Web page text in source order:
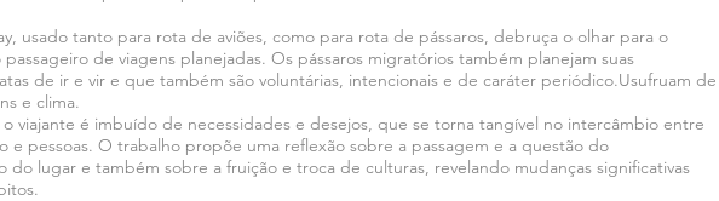
usado tanto para rota de aviões, como para rota de pássaros, debruça o olhar para o
de viagens planejadas. Os pássaros migratórios também planejam suas
de ir e vir e que também são voluntárias, intencionais e de caráter periódico.Usufruam de
e clima.
o viajante é imbuído de necessidades e desejos, que se torna tangível no intercâmbio entre
e pessoas. O trabalho propõe uma reflexão sobre a passagem e a questão do
do lugar e também sobre a fruição e troca de culturas, revelando mudanças significativas